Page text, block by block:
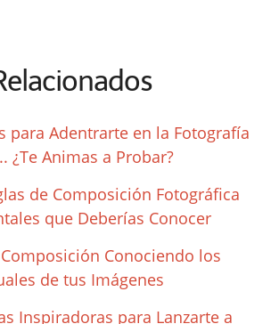
para Adentrarte en la Fotografía
¿Te Animas a Probar?
de Composición Fotográfica
que Deberías Conocer
Conociendo los
de tus Imágenes
Inspiradoras para Lanzarte a